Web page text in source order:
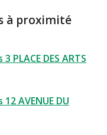
à proximité
PLACE DES ARTS
AVENUE DU